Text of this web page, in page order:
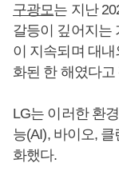
구광모는 지난
갈등이 깊어지는
이 지속되며 대
화된 한 해였다고
LG는 이러한 환
능(AI), 바이오,
화했다.